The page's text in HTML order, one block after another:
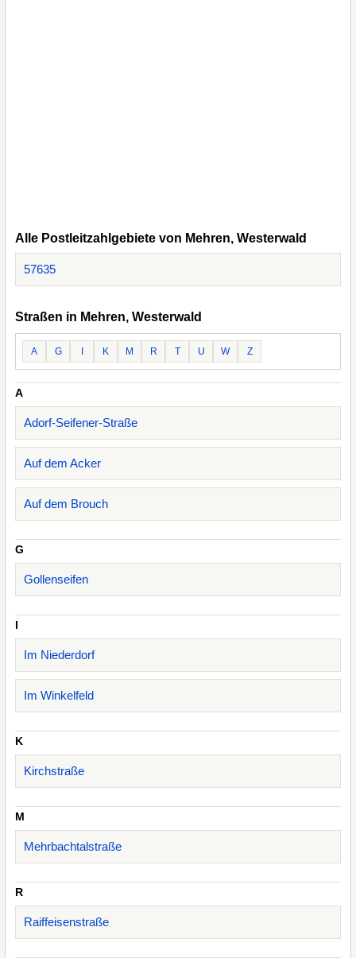
Alle Postleitzahlgebiete von Mehren, Westerwald
57635
Straßen in Mehren, Westerwald
A G K M R T U W Z
A
Adorf-Seifener-Straße
Auf dem Acker
Auf dem Brouch
G
Gollenseifen
I
Im Niederdorf
Im Winkelfeld
K
Kirchstraße
M
Mehrbachtalstraße
R
Raiffeisenstraße